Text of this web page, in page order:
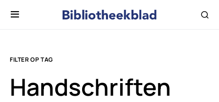
FILTER OP TAG
Handschriften